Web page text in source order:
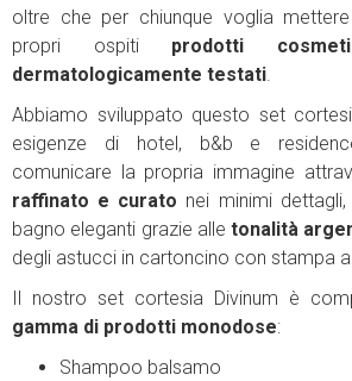
oltre che per chiunque voglia
propri ospiti prodotti
dermatologicamente testati.
Abbiamo sviluppato questo set
esigenze di hotel, b&b e
comunicare la propria immagine
raffinato e curato nei minimi
bagno eleganti grazie alle tonalità
degli astucci in cartoncino con stampa
Il nostro set cortesia Divinum è
gamma di prodotti monodose:
Shampoo balsamo